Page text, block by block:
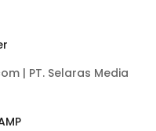
| PT. Selaras Media